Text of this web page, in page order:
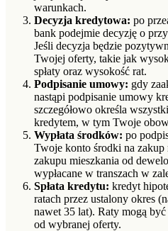
warunkach.
Decyzja kredytowa: po
bank podejmie decyzję o
Jeśli decyzja będzie
Twojej oferty, takie jak
spłaty oraz wysokość rat.
Podpisanie umowy: gdy
nastąpi podpisanie umowy
szczegółowo określa
kredytem, w tym Twoje
Wypłata środków: po
Twoje konto środki na
zakupu mieszkania od
wypłacane w transzach w
Spłata kredytu: kredyt
ratach przez ustalony okres
nawet 35 lat). Raty mogą być
od wybranej oferty.